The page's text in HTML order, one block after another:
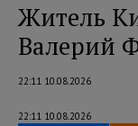
Житель
Валерий
22:11 10.08.2026
22:11 10.08.2026